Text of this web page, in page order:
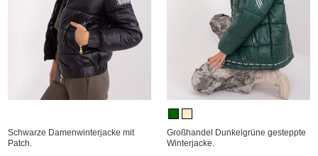
Schwarze Damenwinterjacke mit
Patch.
Großhandel Dunkelgrüne gesteppte
Winterjacke.